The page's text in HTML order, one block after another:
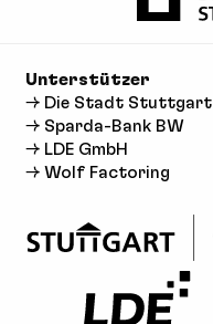
Unterstützer
→ Die Stadt Stuttgart
→ Sparda-Bank BW
→ LDE GmbH
→ Wolf Factoring